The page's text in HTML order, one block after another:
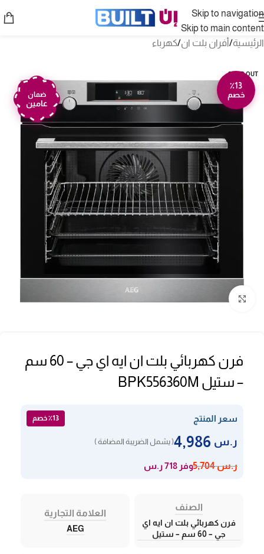
Skip to navigation
Skip to main content
الرئيسية/أفران بلت ان/كهرباء
SOLD OUT
٪13
خصم
ضمان
عامين
Click to enlarge
فرن كهربائي بلت ان ايه اي جي – 60 سم
– ستيل BPK556360M
سعر المنتج ٪13 خصم
ر.س ( يشمل الضريبة المضافة )
ر.س5,704 وفر 718 ر.س
الصنف
فرن كهربائي بلت ان ايه اي
جي – 60 سم – ستيل
العلامة التجارية
AEG